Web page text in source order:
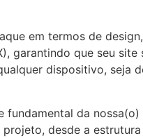
em termos de
garantindo que seu
dispositivo,
fundamental da nossa(o)
desde a